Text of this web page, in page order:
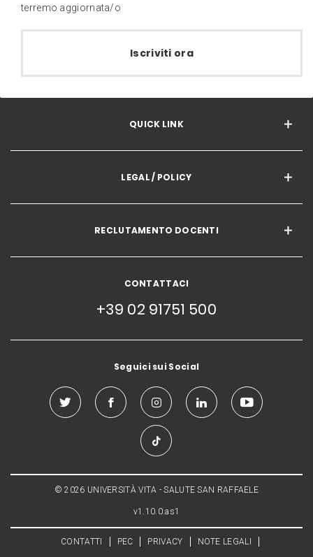
terremo aggiornata/o
Iscriviti ora
QUICK LINK
LEGAL / POLICY
RECLUTAMENTO DOCENTI
CONTATTACI
+39 02 91751 500
Seguici sui Social
© 2026 UNIVERSITÀ VITA - SALUTE SAN RAFFAELE
v1.10.0.as1
CONTATTI PEC PRIVACY NOTE LEGALI